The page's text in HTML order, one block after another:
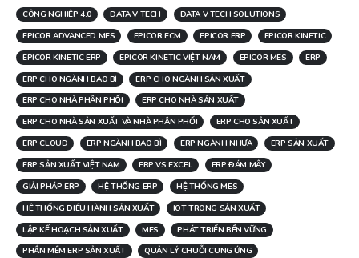
CÔNG NGHIỆP 4.0
DATA V TECH
DATA V TECH SOLUTIONS
EPICOR ADVANCED MES
EPICOR ECM EPICOR ERP
EPICOR KINETIC
EPICOR KINETIC ERP
EPICOR KINETIC VIỆT NAM EPICOR MES
ERP
ERP CHO NGÀNH BAO BÌ
ERP CHO NGÀNH SẢN XUẤT
ERP CHO NHÀ PHÂN PHỐI
ERP CHO NHÀ SẢN XUẤT
ERP CHO NHÀ SẢN XUẤT VÀ NHÀ PHÂN PHỐI
ERP CHO SẢN XUẤT
ERP CLOUD
ERP NGÀNH BAO BÌ ERP NGÀNH NHỰA
ERP SẢN XUẤT
ERP SẢN XUẤT VIỆT NAM
ERP VS EXCEL
ERP ĐÁM MÂY
GIẢI PHÁP ERP
HỆ THỐNG ERP
HỆ THỐNG MES
HỆ THỐNG ĐIỀU HÀNH SẢN XUẤT
IOT TRONG SẢN XUẤT
LẬP KẾ HOẠCH SẢN XUẤT
MES
PHÁT TRIỂN BỀN VỮNG
PHẦN MỀM ERP SẢN XUẤT
QUẢN LÝ CHUỖI CUNG ỨNG